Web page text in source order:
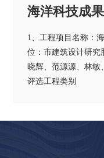
海洋科技成
1、工程项目名称：
位：市建筑设计研究
晓辉、范源源、林敏
评选工程类别